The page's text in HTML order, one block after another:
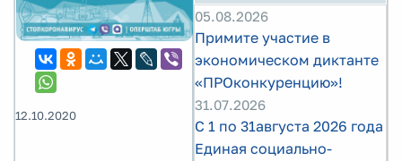
12.10.2020
05.08.2026
Примите участие в
экономическом диктанте
«ПРОконкуренцию»!
31.07.2026
С 1 по 31августа 2026 года
Единая социально-